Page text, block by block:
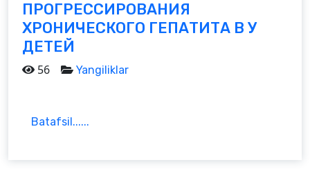
ПРОГРЕССИРОВАНИЯ
ХРОНИЧЕСКОГО ГЕПАТИТА В У
ДЕТЕЙ
56 Yangiliklar
Batafsil......